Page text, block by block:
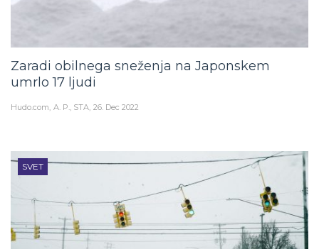
Zaradi obilnega sneženja na Japonskem
umrlo 17 ljudi
Hudo.com A. P., STA 26. Dec 2022
SVET